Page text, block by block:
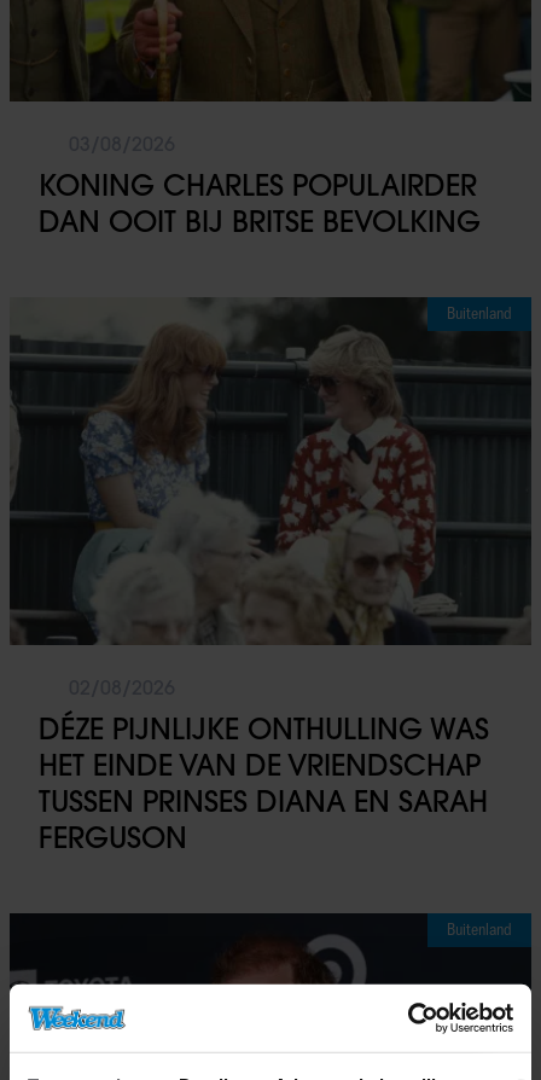
KONING CHARLES POPULAIRDER
DAN OOIT BIJ BRITSE BEVOLKING
Buitenland
DÉZE PIJNLIJKE ONTHULLING WAS
HET EINDE VAN DE VRIENDSCHAP
TUSSEN PRINSES DIANA EN SARAH
FERGUSON
Buitenland